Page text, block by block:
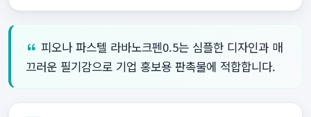
피오나 파스텔 라바노크펜0.5는 심플한 디자인과 매
끄러운 필기감으로 기업 홍보용 판촉물에 적합합니다.